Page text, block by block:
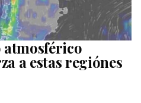
atmosférico
a estas regiónes